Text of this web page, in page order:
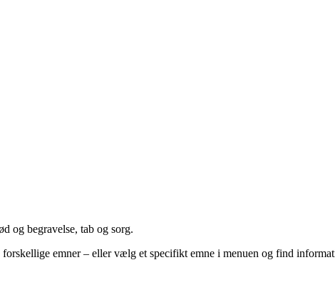
og begravelse, tab og sorg.
forskellige emner – eller vælg et specifikt emne i menuen og find